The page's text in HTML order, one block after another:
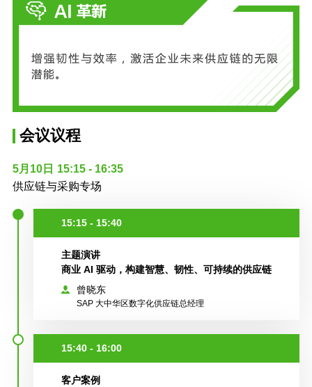
会议议程
5月10日 15:15 - 16:35
供应链与采购专场
15:15 - 15:40
主题演讲
​商业 AI 驱动，构建智慧、韧性、可持续的供应链​
曾晓东
SAP 大中华区数字化供应链总经理​
15:40 - 16:00
客户案例